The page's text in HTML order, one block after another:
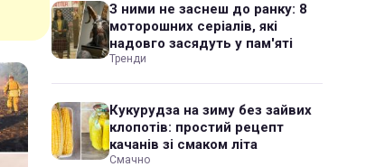
З ними не заснеш до ранку: 8
моторошних серіалів, які
надовго засядуть у пам'яті
Тренди
Кукурудза на зиму без зайвих
клопотів: простий рецепт
качанів зі смаком літа
Смачно